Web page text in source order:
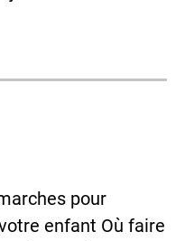
pour
enfant Où faire